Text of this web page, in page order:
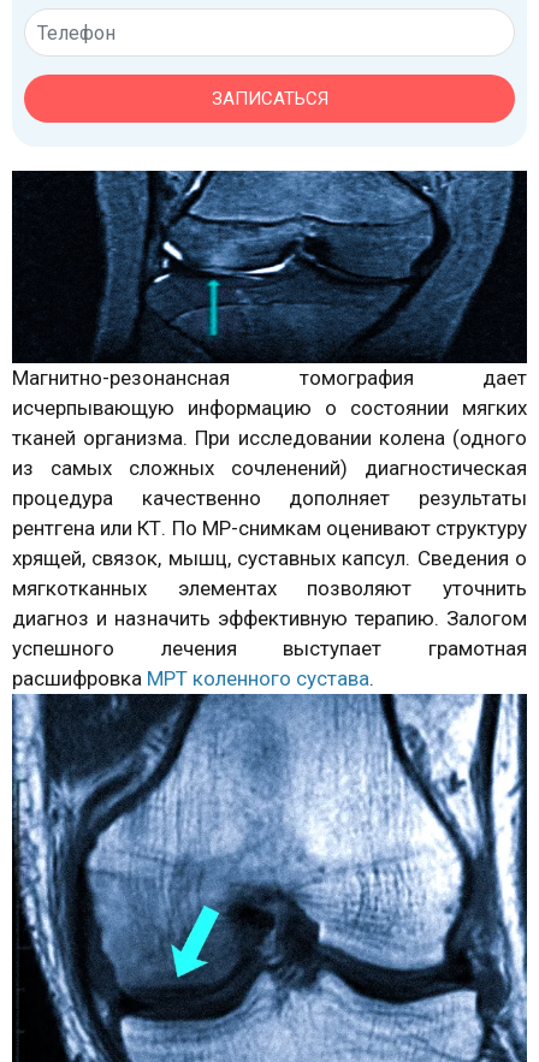
ЗАПИСАТЬСЯ
Магнитно-резонансная томография дает
исчерпывающую информацию о состоянии мягких
тканей организма. При исследовании колена (одного
из самых сложных сочленений) диагностическая
процедура качественно дополняет результаты
рентгена или КТ. По МР-снимкам оценивают структуру
хрящей, связок, мышц, суставных капсул. Сведения о
мягкотканных элементах позволяют уточнить
диагноз и назначить эффективную терапию. Залогом
успешного лечения выступает грамотная
расшифровка МРТ коленного сустава.